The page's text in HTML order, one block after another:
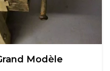
Modèle